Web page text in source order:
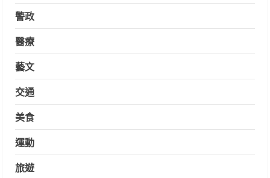
警政
醫療
藝文
交通
美食
運動
旅遊